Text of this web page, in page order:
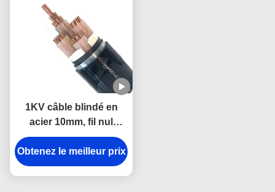
1KV câble blindé en
acier 10mm, fil nul
d'halogène de basse
fumée de LZSH XLPE
Obtenez le meilleur prix